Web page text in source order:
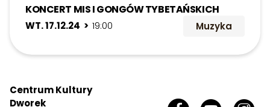
KONCERT MIS I GONGÓW TYBETAŃSKICH
WT. 17.12.24 > 19:00 Muzyka
Centrum Kultury
Dworek